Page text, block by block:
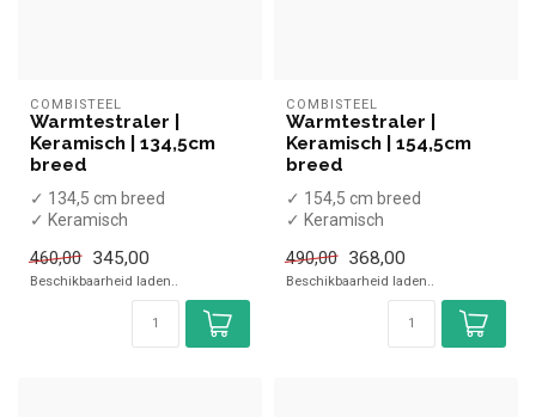
COMBISTEEL
Warmtestraler |
Keramisch | 134,5cm
breed
✓ 134,5 cm breed
✓ Keramisch
✓ 230 Volt, 4x 0,25 kW
460,00 345,00
Beschikbaarheid laden..
COMBISTEEL
Warmtestraler |
Keramisch | 154,5cm
breed
✓ 154,5 cm breed
✓ Keramisch
✓ 230 Volt, 4x 0,25 kW
490,00 368,00
Beschikbaarheid laden..